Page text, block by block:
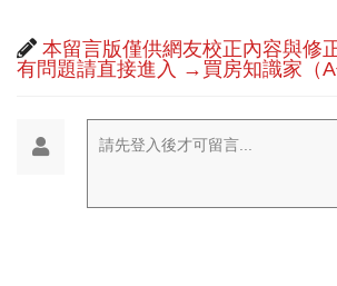
本留言版僅供網友校正內容與修
有問題請直接進入 →買房知識家（
請先登入後才可留言...